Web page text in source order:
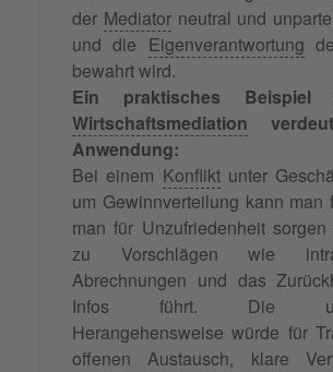
der Mediatorneutral und
und die Eigenverantwortung
bewahrt wird.
Ein praktisches
Wirtschaftsmediation
Anwendung:
Bei einem Konfliktunter
um Gewinnverteilung kann man
man für Unzufriedenheit
zu Vorschlägen wie
Abrechnungen und das
Infos führt. Die
Herangehensweise würde für
offenen Austausch, klare